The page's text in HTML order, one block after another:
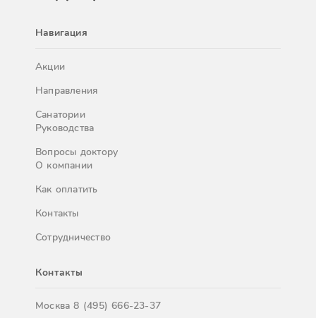
Навигация
Акции
Направления
Санатории
Руководства
Вопросы доктору
О компании
Как оплатить
Контакты
Сотрудничество
Контакты
Москва8 (495) 666-23-37